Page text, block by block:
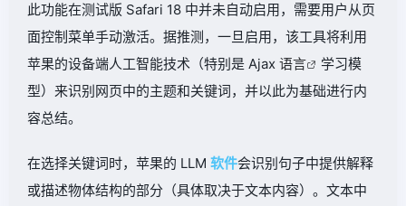
此功能在测试版 Safari 18 中并未自动启用，需要用户从页
面控制菜单手动激活。据推测，一旦启用，该工具将利用
苹果的设备端人工智能技术（特别是 Ajax 语言
学习模
型）来识别网页中的主题和关键词，并以此为基础进行内
容总结。
在选择关键词时，苹果的 LLM 软件会识别句子中提供解释
或描述物体结构的部分（具体取决于文本内容）。文本中